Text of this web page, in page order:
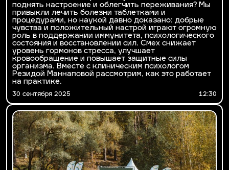
поднять настроение и облегчить переживания? Мы
привыкли лечить болезни таблетками и
процедурами, но наукой давно доказано: добрые
чувства и положительный настрой играют огромную
роль в поддержании иммунитета, психологического
состояния и восстановлении сил. Смех снижает
уровень гормонов стресса, улучшает
кровообращение и повышает защитные силы
организма. Вместе с клиническим психологом
Резидой Маннаповой рассмотрим, как это работает
на практике.
30 сентября 2025 12:30